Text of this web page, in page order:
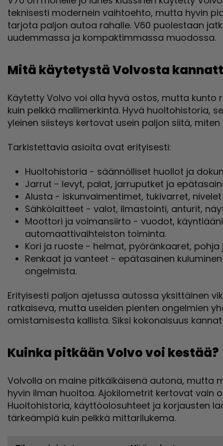
teknisesti modernein vaihtoehto, mutta hyvin
tarjota paljon autoa rahalle. V60 puolestaan
uudemmassa ja kompaktimmassa muodossa.
Mitä käytetystä Volvosta
Käytetty Volvo voi olla hyvä ostos, mutta kunto
kuin pelkkä mallimerkintä. Hyvä huoltohistoria,
yleinen siisteys kertovat usein paljon siitä,
Tarkistettavia asioita ovat erityisesti:
Huoltohistoria - säännölliset huollot ja
Jarrut - levyt, palat, jarruputket ja
Alusta - iskunvaimentimet, tukivarret,
Sähkölaitteet - valot, ilmastointi, anturit,
Moottori ja voimansiirto - vuodot,
automaattivaihteiston toiminta.
Kori ja ruoste - helmat, pyöränkaaret, pohja
Renkaat ja vanteet - epätasainen
ongelmista.
Erityisesti paljon ajetussa autossa yksittäinen
ratkaiseva, mutta useiden pienten ongelmien
omistamisesta kallista. Siksi kokonaisuus
Kuinka pitkään Volvo voi kestää?
Volvolla on maine pitkäikäisenä autona, mutta
hyvin ilman huoltoa. Ajokilometrit kertovat vain
Huoltohistoria, käyttöolosuhteet ja korjausten
tärkeämpiä kuin pelkkä mittarilukema.